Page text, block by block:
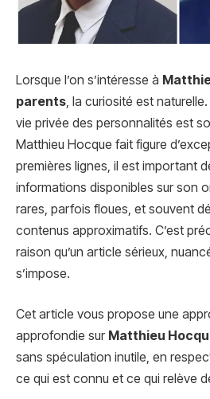
Lorsque l’on s’intéresse à
parents , la curiosité est
vie privée des personnalités est
Matthieu Hocque fait figure
premières lignes, il est important
informations disponibles sur son
rares, parfois floues, et souvent
contenus approximatifs. C’est
raison qu’un article sérieux,
s’impose.
Cet article vous propose une
approfondie sur Matthieu
sans spéculation inutile, en
ce qui est connu et ce qui relève